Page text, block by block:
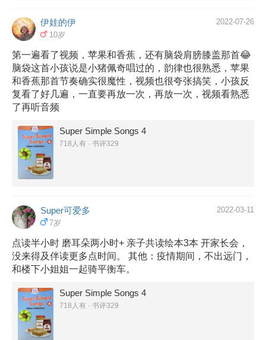
伊娃的伊
10岁
2022-07-26
第一遍看了视频，苹果和香蕉，还有脑袋肩膀膝盖那首😂
脑袋这首小孩说是小猪佩奇唱过的，韵律也很熟悉，苹果
和香蕉那首节奏确实很魔性，视频也很夸张搞笑，小孩反
复看了好几遍，一直要再放一次，再放一次，视频看熟悉
了再听音频
Super Simple Songs 4
718人有 · 书评329
Super可爱多
7岁
2022-03-11
点读半小时 磨耳朵两小时+ 亲子共读绘本3本 开家长会，
没来得及伴读更多点时间。 其他：疫情期间，不出远门，
和楼下小姐姐一起骑平衡车。
Super Simple Songs 4
718人有 · 书评329